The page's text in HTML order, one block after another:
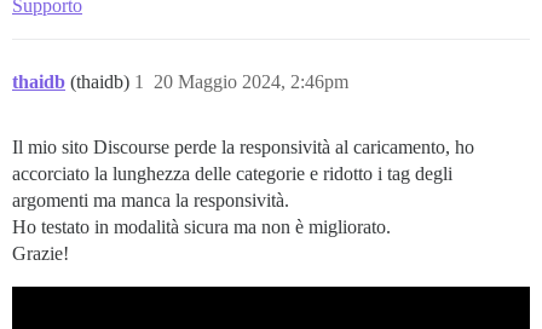
Supporto
thaidb (thaidb) 20 Maggio 2024, 2:46pm
1
Il mio sito Discourse perde la responsività al caricamento, ho
accorciato la lunghezza delle categorie e ridotto i tag degli
argomenti ma manca la responsività.
Ho testato in modalità sicura ma non è migliorato.
Grazie!